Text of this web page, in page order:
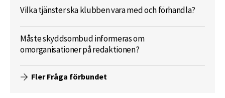
Vilka tjänster ska klubben vara med och förhandla?
Måste skyddsombud informeras om
omorganisationer på redaktionen?
Fler Fråga förbundet